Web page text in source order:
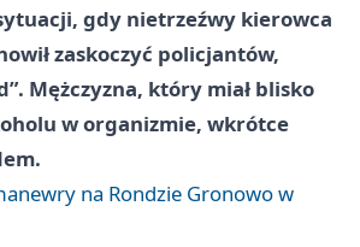
gdy nietrzeźwy kierowca
zaskoczyć policjantów,
Mężczyzna, który miał blisko
w organizmie, wkrótce
na Rondzie Gronowo w